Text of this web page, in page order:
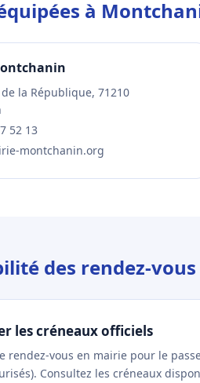
à
la République, 71210
52 13
montchanin.org
des rendez-
les créneaux officiels
rendez-vous en mairie pour le
Consultez les créneaux